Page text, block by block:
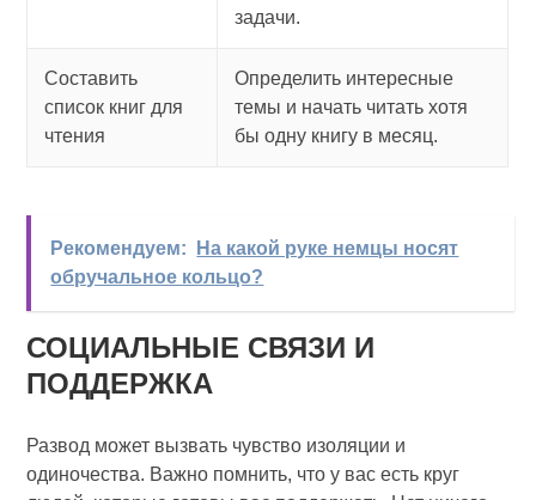
задачи.
Составить
список книг для
чтения
Определить интересные
темы и начать читать хотя
бы одну книгу в месяц.
Рекомендуем:
На какой руке немцы носят
обручальное кольцо?
СОЦИАЛЬНЫЕ СВЯЗИ И
ПОДДЕРЖКА
Развод может вызвать чувство изоляции и
одиночества. Важно помнить, что у вас есть круг